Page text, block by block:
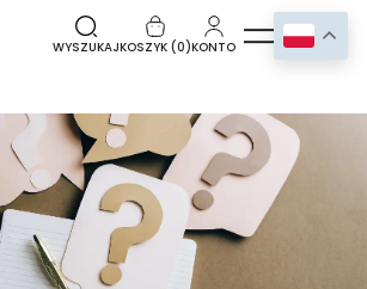
WYSZUKAJKOSZYK (0)KONTO